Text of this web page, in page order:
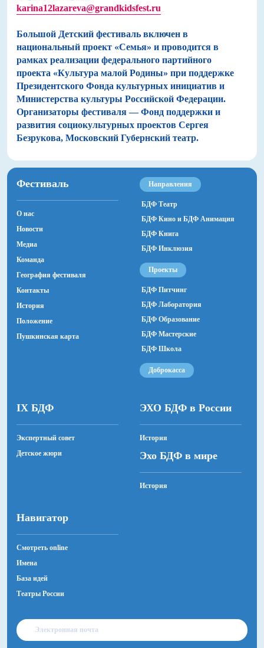
karina12lazareva@grandkidsfest.ru
Большой Детский фестиваль включен в
национальный проект «Семья» и проводится в
рамках реализации федерального партийного
проекта «Культура малой Родины» при поддержке
Президентского Фонда культурных инициатив и
Министерства культуры Российской Федерации.
Организаторы фестиваля — Фонд поддержки и
развития социокультурных проектов Сергея
Безрукова, Московский Губернский театр.
Фестиваль
О нас
Новости
Медиа
Команда
География фестиваля
Контакты
История
Положение
Пушкинская карта
Направления
БДФ Театр
БДФ Кино и БДФ Анимация
БДФ Книга
БДФ Инклюзия
Проекты
БДФ Питчинг
БДФ Лаборатория
БДФ Образование
БДФ Мастерские
БДФ Школа
Доброкасса
IX БДФ
Экспертный совет
Детское жюри
ЭХО БДФ в России
История
Эхо БДФ в мире
История
Навигатор
Смотреть online
Имена
База идей
Театры России